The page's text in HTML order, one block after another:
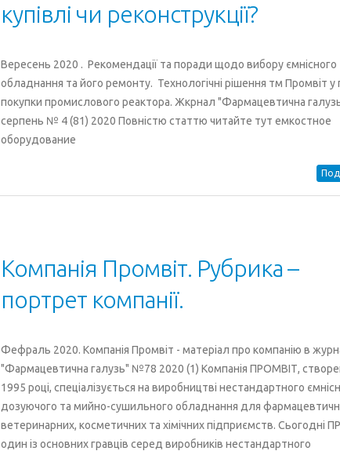
купівлі чи реконструкції?
Вересень 2020 . Рекомендації та поради щодо вибору ємнісного
обладнання та його ремонту. Технологічні рішення тм Промвіт у
покупки промислового реактора. Жкрнал "Фармацевтична
серпень № 4 (81) 2020 Повністю статтю читайте тут емкостное
оборудование
Компанія Промвіт. Рубрика –
портрет компанії.
Фефраль 2020. Компанія Промвіт - матеріал про компанію в
"Фармацевтична галузь" №78 2020 (1) Компанія ПРОМВІТ,
1995 році, спеціалізується на виробництві нестандартного
дозуючого та мийно-сушильного обладнання для
ветеринарних, косметичних та хімічних підприємств. Сьогодні
один із основних гравців серед виробників нестандартного